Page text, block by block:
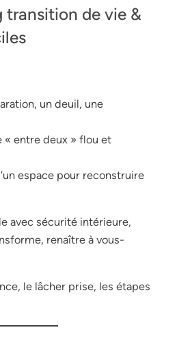
transition de vie &
un deuil, une
« entre deux » flou et
espace pour reconstruire
avec sécurité intérieure,
renaître à vous-
le lâcher prise, les étapes